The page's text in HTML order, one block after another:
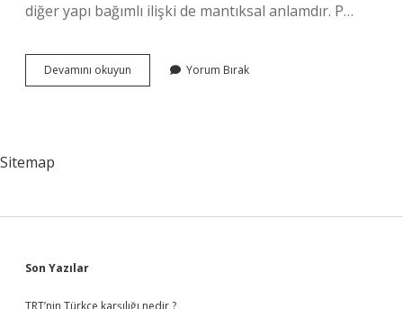
diğer yapı bağımlı ilişki de mantıksal anlamdır. P…
Devamını okuyun
P
Yorum Bırak
Sitemap
Sidebar
Son Yazılar
TRT’nin Türkçe karşılığı nedir ?